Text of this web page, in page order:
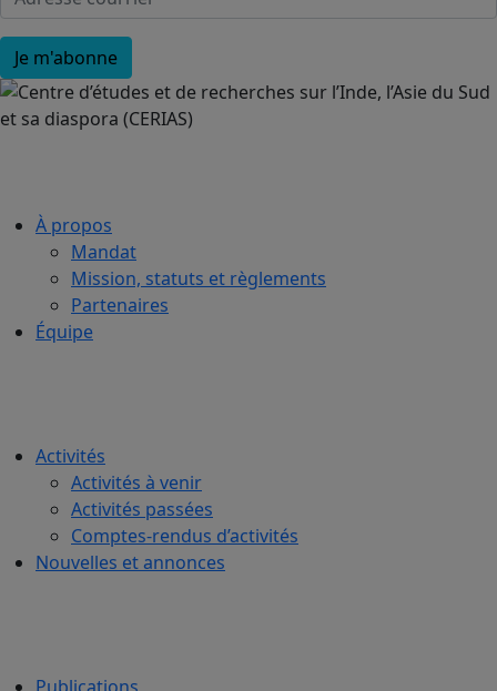
À propos
Mandat
Mission, statuts et règlements
Partenaires
Équipe
Activités
Activités à venir
Activités passées
Comptes-rendus d’activités
Nouvelles et annonces